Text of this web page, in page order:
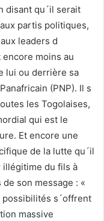
disant qu´il serait
partis politiques,
leaders d
moins au
lui ou derrière sa
(PNP). Il s
les Togolaises,
qui est le
Et encore une
de la lutte qu´il
du fils à
son message : «
possibilités s´offrent
massive